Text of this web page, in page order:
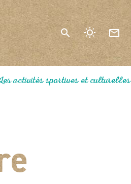
activités sportives et culturelles